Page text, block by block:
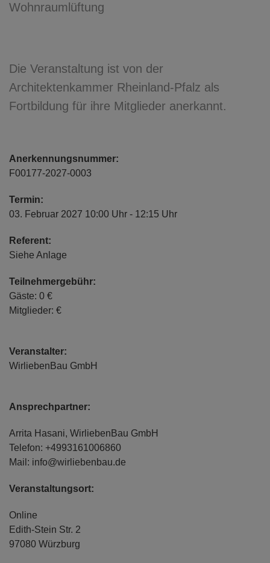
Wohnraumlüftung
Die Veranstaltung ist von der
Architektenkammer Rheinland-Pfalz als
Fortbildung für ihre Mitglieder anerkannt.
Anerkennungsnummer:
F00177-2027-0003
Termin:
03. Februar 2027 10:00 Uhr - 12:15 Uhr
Referent:
Siehe Anlage
Teilnehmergebühr:
Gäste: 0 €
Mitglieder: €
Veranstalter:
WirliebenBau GmbH
Ansprechpartner:
Arrita Hasani, WirliebenBau GmbH
Telefon: +4993161006860
Mail: info@wirliebenbau.de
Veranstaltungsort:
Online
Edith-Stein Str. 2
97080 Würzburg